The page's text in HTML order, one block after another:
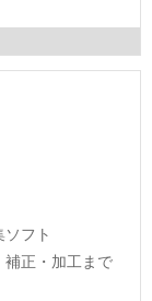
フト
補正・加工まで